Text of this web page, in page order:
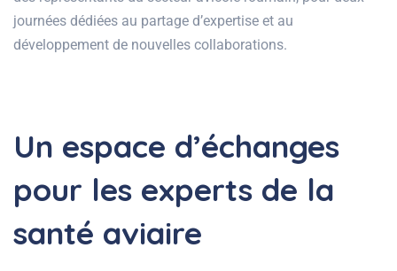
journées dédiées au partage d’expertise et au
développement de nouvelles collaborations.
Un espace d’échanges
pour les experts de la
santé aviaire